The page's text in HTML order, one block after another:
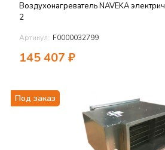
Воздухонагреватель NAVEKA
2
Артикул: F0000032799
145 407 ₽
Под заказ